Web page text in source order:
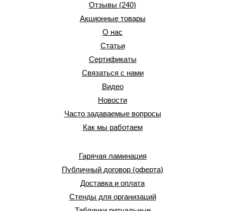
Отзывы (240)
Акционные товары
О нас
Статьи
Сертификаты
Связаться с нами
Видео
Новости
Часто задаваемые вопросы
Как мы работаем
Гарячая ламинация
Публичный договор (оферта)
Доставка и оплата
Стенды для организаций